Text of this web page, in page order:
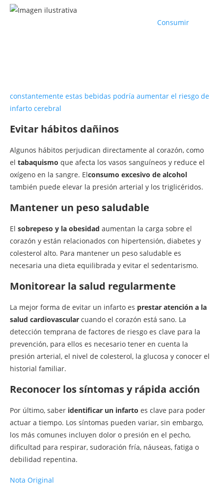
Consumir
constantemente estas bebidas podría aumentar el riesgo de
infarto cerebral
Evitar hábitos dañinos
Algunos hábitos perjudican directamente al corazón, como
el tabaquismo que afecta los vasos sanguíneos y reduce el
oxígeno en la sangre. Elconsumo excesivo de alcohol
también puede elevar la presión arterial y los triglicéridos.
Mantener un peso saludable
El sobrepeso y la obesidad aumentan la carga sobre el
corazón y están relacionados con hipertensión, diabetes y
colesterol alto. Para mantener un peso saludable es
necesaria una dieta equilibrada y evitar el sedentarismo.
Monitorear la salud regularmente
La mejor forma de evitar un infarto es prestar atención a la
salud cardiovascular cuando el corazón está sano. La
detección temprana de factores de riesgo es clave para la
prevención, para ellos es necesario tener en cuenta la
presión arterial, el nivel de colesterol, la glucosa y conocer el
historial familiar.
Reconocer los síntomas y rápida acción
Por último, saber identificar un infarto es clave para poder
actuar a tiempo. Los síntomas pueden variar, sin embargo,
los más comunes incluyen dolor o presión en el pecho,
dificultad para respirar, sudoración fría, náuseas, fatiga o
debilidad repentina.
Nota Original